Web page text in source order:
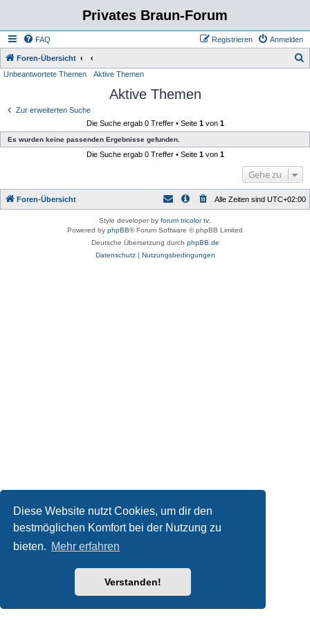
Diese Website nutzt Cookies, um dir den
bestmöglichen Komfort bei der Nutzung zu
bieten. Mehr erfahren
Verstanden!
Privates Braun-Forum
FAQ Anmelden
Registrieren
Foren-Übersicht
Unbeantwortete Themen Aktive Themen
Aktive Themen
Zur erweiterten Suche
Die Suche ergab 0 Treffer • Seite 1von 1
Es wurden keine passenden Ergebnisse gefunden.
Die Suche ergab 0 Treffer • Seite 1von 1
Gehe zu
Foren-Übersicht Alle Zeiten sind UTC+02:00
Style developer by forum tricolor tv
Powered by phpBB® Forum Software © phpBB Limited
Deutsche Übersetzung durch phpBB.de
Datenschutz| Nutzungsbedingungen